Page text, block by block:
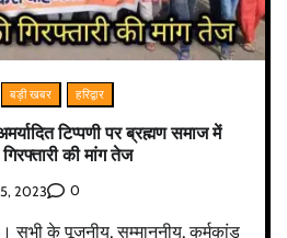
बड़ी खबर हरिद्वार
टिप्पणी पर ब्रह्मण समाज में
की मांग तेज
2023 0
सभी के पूजनीय, सम्माननीय, कर्मकांड